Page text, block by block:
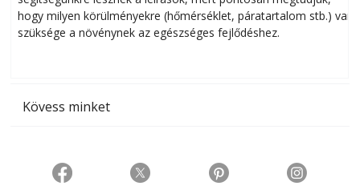
hogy milyen körülményekre (hőmérséklet, páratartalom stb.) van
szüksége a növénynek az egészséges fejlődéshez.
Kövess minket